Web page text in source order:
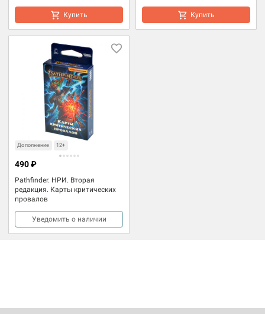
Купить Купить
Дополнение 12+
Pathfinder. НРИ. Вторая
редакция. Карты критических
провалов
490 ₽
Уведомить о наличии